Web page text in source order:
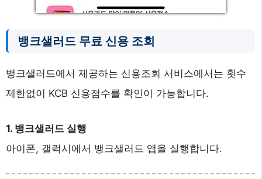
뱅크샐러드 무료 신용 조회
뱅크샐러드에서 제공하는 신용조회 서비스에서는 횟수
제한없이 KCB 신용점수를 확인이 가능합니다.
1. 뱅크샐러드 실행
아이폰, 갤럭시에서 뱅크샐러드 앱을 실행합니다.